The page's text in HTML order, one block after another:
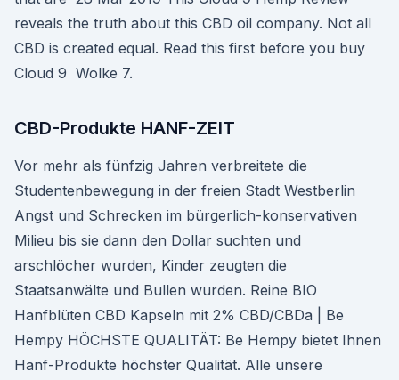
reveals the truth about this CBD oil company. Not all
CBD is created equal. Read this first before you buy
Cloud 9 Wolke 7.
CBD-Produkte HANF-ZEIT
Vor mehr als fünfzig Jahren verbreitete die
Studentenbewegung in der freien Stadt Westberlin
Angst und Schrecken im bürgerlich-konservativen
Milieu bis sie dann den Dollar suchten und
arschlöcher wurden, Kinder zeugten die
Staatsanwälte und Bullen wurden. Reine BIO
Hanfblüten CBD Kapseln mit 2% CBD/CBDa | Be
Hempy HÖCHSTE QUALITÄT: Be Hempy bietet Ihnen
Hanf-Produkte höchster Qualität. Alle unsere